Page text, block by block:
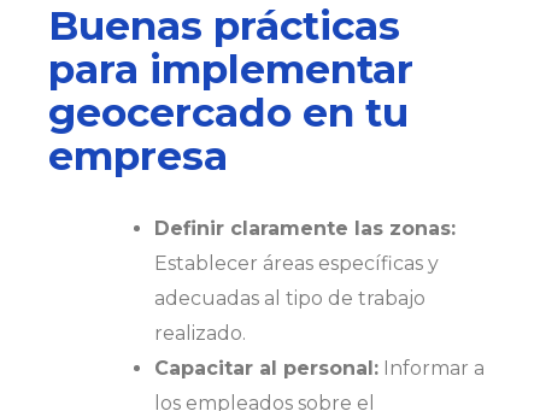
Buenas prácticas
para implementar
geocercado en tu
empresa
Definir claramente las zonas:
Establecer áreas específicas y
adecuadas al tipo de trabajo
realizado.
Capacitar al personal: Informar a
los empleados sobre el